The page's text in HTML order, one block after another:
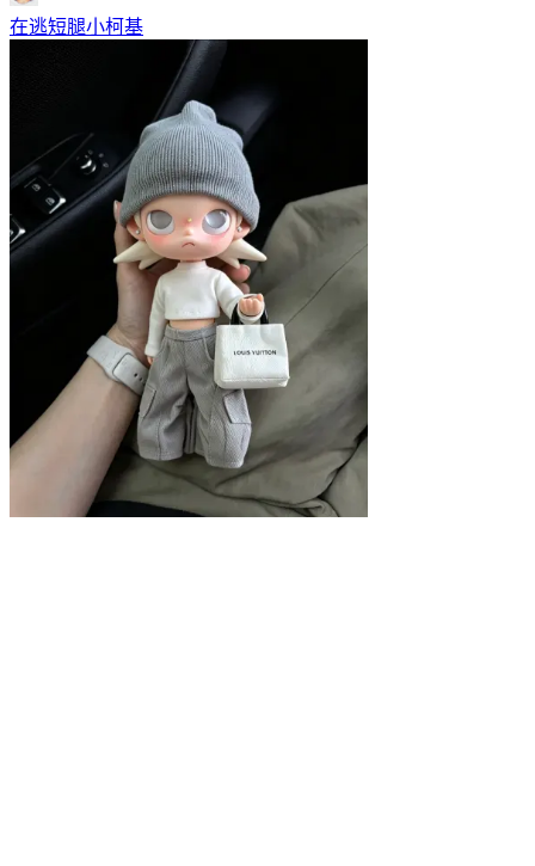
在逃短腿小柯基